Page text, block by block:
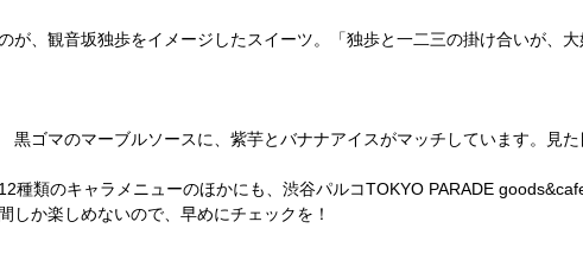
が、観音坂独歩をイメージしたスイーツ。「独歩と一二三の掛け合いが、
ゴマのマーブルソースに、紫芋とバナナアイスがマッチしています。見
種類のキャラメニューのほかにも、渋谷パルコTOKYO PARADE
しか楽しめないので、早めにチェックを！